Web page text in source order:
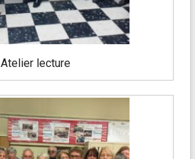
Atelier lecture